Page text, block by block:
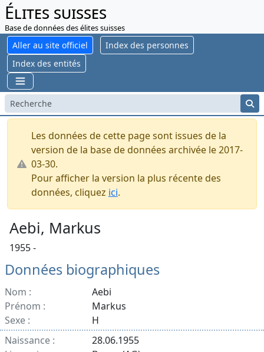
Élites suisses
Base de données des élites suisses
Aller au site officiel
Index des personnes
Index des entités
Les données de cette page sont issues de la
version de la base de données archivée le 2017-
03-30.
Pour afficher la version la plus récente des
données, cliquez ici.
Aebi, Markus
1955 -
Données biographiques
Nom :
Aebi
Prénom :
Markus
Sexe :
H
Naissance :
28.06.1955